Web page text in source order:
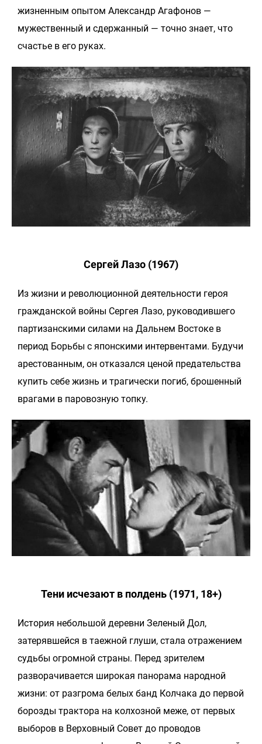
жизненным опытом Александр Агафонов —
мужественный и сдержанный — точно знает, что
счастье в его руках.
Сергей Лазо (1967)
Из жизни и революционной деятельности героя
гражданской войны Сергея Лазо, руководившего
партизанскими силами на Дальнем Востоке в
период Борьбы с японскими интервентами. Будучи
арестованным, он отказался ценой предательства
купить себе жизнь и трагически погиб, брошенный
врагами в паровозную топку.
Тени исчезают в полдень (1971, 18+)
История небольшой деревни Зеленый Дол,
затерявшейся в таежной глуши, стала отражением
судьбы огромной страны. Перед зрителем
разворачивается широкая панорама народной
жизни: от разгрома белых банд Колчака до первой
борозды трактора на колхозной меже, от первых
выборов в Верховный Совет до проводов